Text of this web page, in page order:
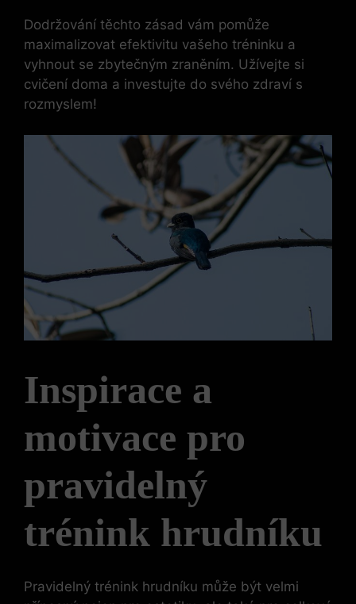
Dodržování těchto zásad vám pomůže
maximalizovat efektivitu vašeho tréninku a
vyhnout se zbytečným zraněním. Užívejte si
cvičení doma a investujte do svého zdraví s
rozmyslem!
Inspirace a
motivace pro
pravidelný
trénink hrudníku
Pravidelný trénink hrudníku může být velmi